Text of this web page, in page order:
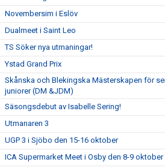
Novembersim i Eslöv
Dualmeet i Saint Leo
TS Söker nya utmaningar!
Ystad Grand Prix
Skånska och Blekingska Mästerskapen för
juniorer (DM &JDM)
Säsongsdebut av Isabelle Sering!
Utmanaren 3
UGP 3 i Sjöbo den 15-16 oktober
ICA Supermarket Meet i Osby den 8-9 oktober